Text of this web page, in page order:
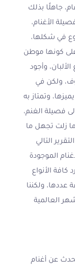
جاهلًا بذلك
الأغنام،
في شكلها،
على كونها موطن
وأجود
ولكن في
وتمتاز به
فصيلة الغنم،
زلت تجهل ما
التالي
الموجودة
الأنواع
عددها، ولكننا
العالمية
عن أغنام